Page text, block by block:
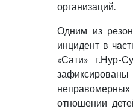
организаций.
Одним из
инцидент в
«Сати» г.Нур-
отношении